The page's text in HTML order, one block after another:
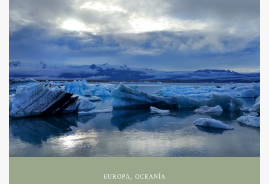
EUROPA OCEANÍA